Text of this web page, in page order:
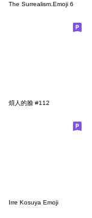
The Surrealism.Emoji 6
煩人的臉 #112
Irre Kosuya Emoji